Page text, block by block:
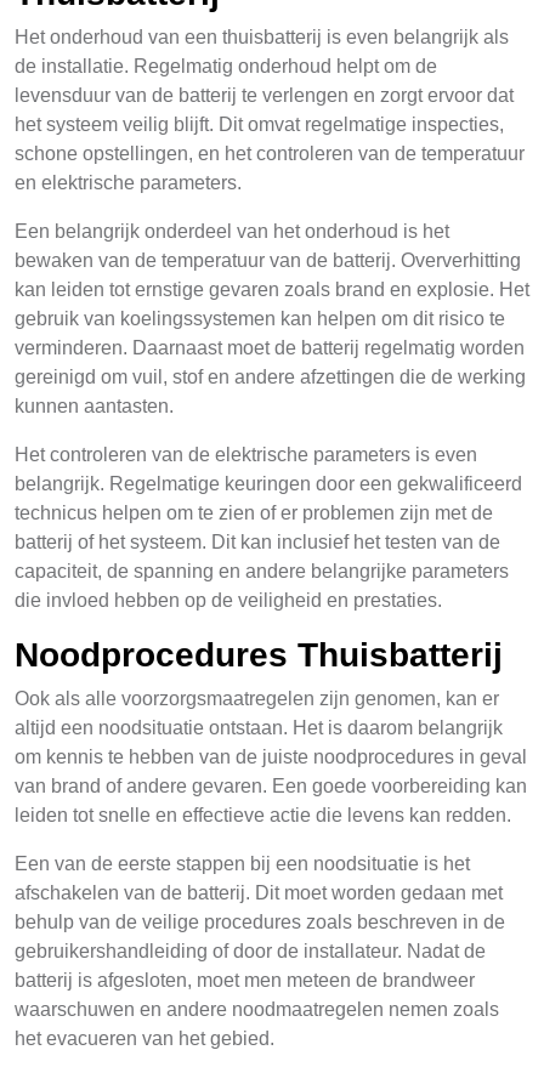
Het onderhoud van een thuisbatterij is even belangrijk als
de installatie. Regelmatig onderhoud helpt om de
levensduur van de batterij te verlengen en zorgt ervoor dat
het systeem veilig blijft. Dit omvat regelmatige inspecties,
schone opstellingen, en het controleren van de temperatuur
en elektrische parameters.
Een belangrijk onderdeel van het onderhoud is het
bewaken van de temperatuur van de batterij. Oververhitting
kan leiden tot ernstige gevaren zoals brand en explosie. Het
gebruik van koelingssystemen kan helpen om dit risico te
verminderen. Daarnaast moet de batterij regelmatig worden
gereinigd om vuil, stof en andere afzettingen die de werking
kunnen aantasten.
Het controleren van de elektrische parameters is even
belangrijk. Regelmatige keuringen door een gekwalificeerd
technicus helpen om te zien of er problemen zijn met de
batterij of het systeem. Dit kan inclusief het testen van de
capaciteit, de spanning en andere belangrijke parameters
die invloed hebben op de veiligheid en prestaties.
Noodprocedures Thuisbatterij
Ook als alle voorzorgsmaatregelen zijn genomen, kan er
altijd een noodsituatie ontstaan. Het is daarom belangrijk
om kennis te hebben van de juiste noodprocedures in geval
van brand of andere gevaren. Een goede voorbereiding kan
leiden tot snelle en effectieve actie die levens kan redden.
Een van de eerste stappen bij een noodsituatie is het
afschakelen van de batterij. Dit moet worden gedaan met
behulp van de veilige procedures zoals beschreven in de
gebruikershandleiding of door de installateur. Nadat de
batterij is afgesloten, moet men meteen de brandweer
waarschuwen en andere noodmaatregelen nemen zoals
het evacueren van het gebied.